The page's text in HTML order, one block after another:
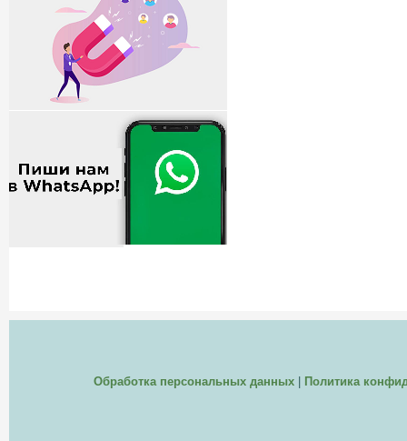
Обработка персональных данных| Политика